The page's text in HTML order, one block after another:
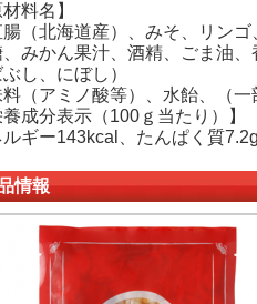
材料名】
腸（北海道産）、みそ、リンゴ
みかん果汁、酒精、ごま油
し、にぼし）
（アミノ酸等）、水飴、（
養成分表示（100ｇ当たり）】
ルギー143kcal、たんぱく質
情報